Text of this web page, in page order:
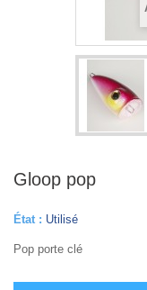
Gloop pop
État : Utilisé
Pop porte clé